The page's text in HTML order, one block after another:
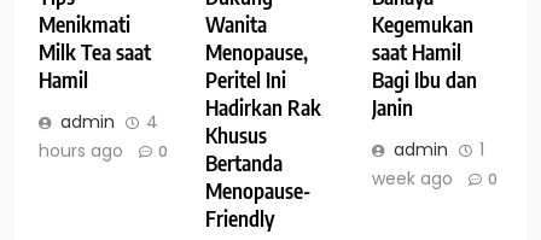
Menikmati
Milk Tea saat
Hamil
admin
4
hours ago
0
Wanita
Menopause,
Peritel Ini
Hadirkan Rak
Khusus
Bertanda
Menopause-
Friendly
Kegemukan
saat Hamil
Bagi Ibu dan
Janin
admin
1
week ago
0